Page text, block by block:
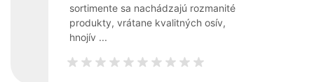
sortimente sa nachádzajú rozmanité
produkty, vrátane kvalitných osív,
hnojív ...